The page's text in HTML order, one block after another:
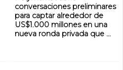
conversaciones preliminares
para captar alrededor de
US$1.000 millones en una
nueva ronda privada que ...